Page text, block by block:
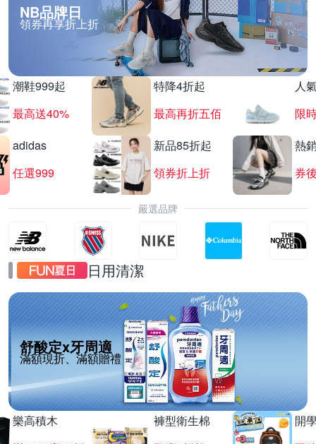
NB品牌日
領券再享折上折
潮鞋999起
最高送40%
特降4折起
最高再折五佰
人
限
adidas
任選999
新品85折起
領券折上折
熱
券
嚴選品牌
日用清潔
舒酸定x牙周適
滿額現折、滿額贈禮
樂高積木
褲型衛生棉
開